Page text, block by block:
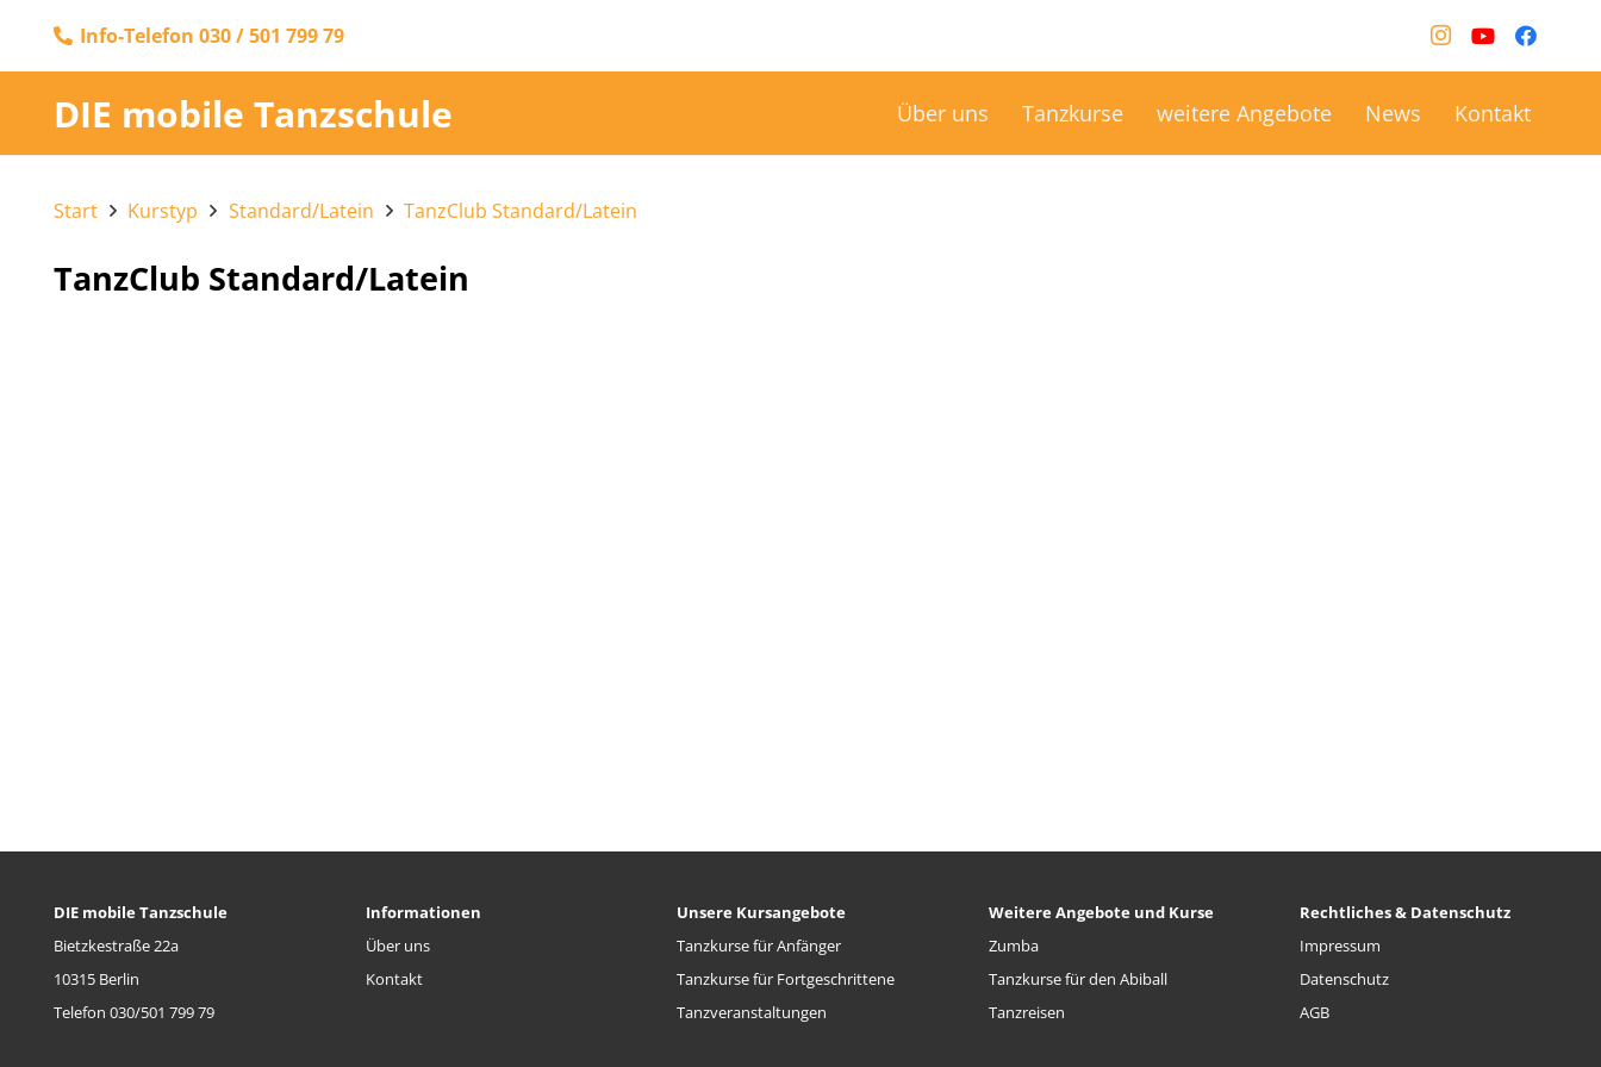
Info-Telefon 030 / 501 799 79
DIE mobile Tanzschule Über uns Tanzkurse weitere Angebote News Kontakt
Start Kurstyp Standard/Latein TanzClub Standard/Latein
TanzClub Standard/Latein
DIE mobile Tanzschule
Bietzkestraße 22a
10315 Berlin
Telefon 030/501 799 79
Informationen
Über uns
Kontakt
Unsere Kursangebote
Tanzkurse für Anfänger
Tanzkurse für Fortgeschrittene
Tanzveranstaltungen
Weitere Angebote und Kurse
Zumba
Tanzkurse für den Abiball
Tanzreisen
Rechtliches & Datenschutz
Impressum
Datenschutz
AGB